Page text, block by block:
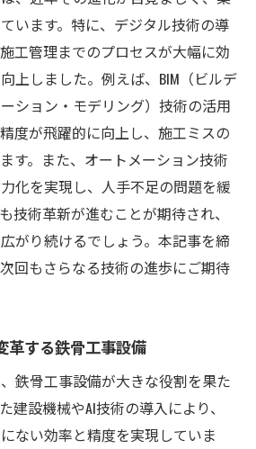
います。特に、デジタル技術の導
工管理までのプロセスが大幅に効
上しました。例えば、BIM（ビルデ
ション・モデリング）技術の活用
度が飛躍的に向上し、施工ミスの
す。また、オートメーション技術
化を実現し、人手不足の問題を緩
技術革新が進むことが期待され、
がり続けるでしょう。本記事を締
回もさらなる技術の進歩にご期待
革する鉄骨工事設備
鉄骨工事設備が大きな役割を果た
建設機械やAI技術の導入により、
ない効率と精度を実現していま